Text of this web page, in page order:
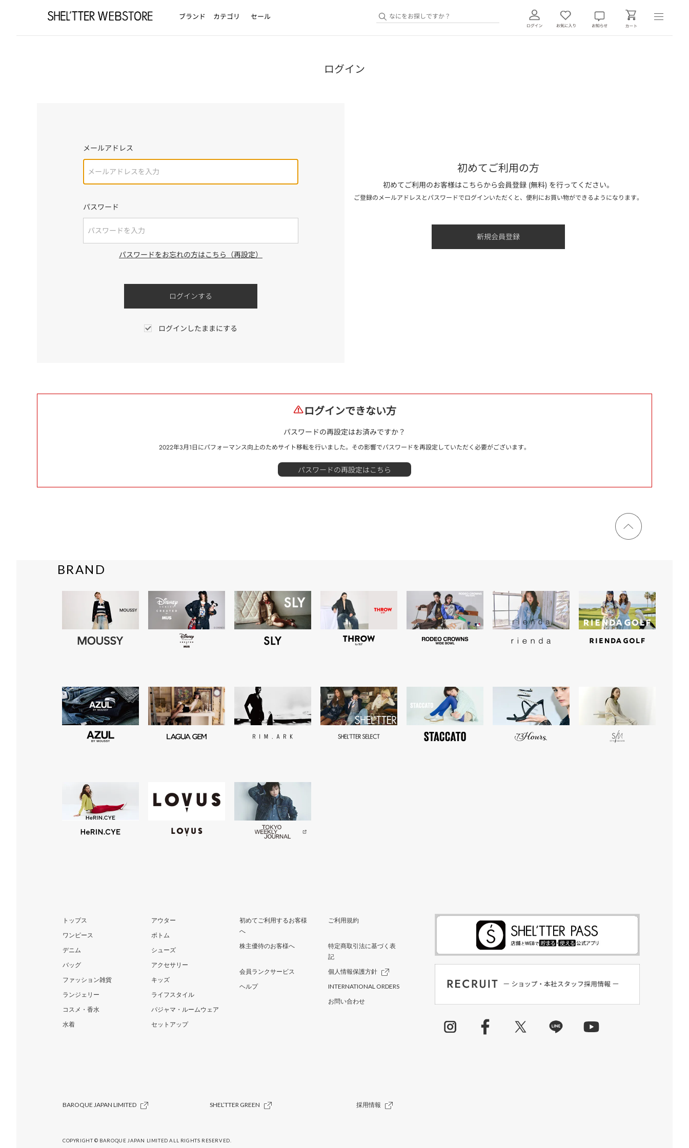
ブランド カテゴリ セール
ログイン
メールアドレス
パスワード
パスワードをお忘れの方はこちら（再設定）
ログインしたままにする
初めてご利用の方
初めてご利用のお客様はこちらから会員登録 (無料) を行ってください。
ご登録のメールアドレスとパスワードでログインいただくと、便利にお買い物ができるようになります。
ログインできない方
パスワードの再設定はお済みですか？
2022年3月1日にパフォーマンス向上のためサイト移転を行いました。その影響でパスワードを再設定していただく必要がございます。
ページ
トップ
BRAND
トップス
アウター
ワンピース
ボトム
デニム
シューズ
バッグ
アクセサリー
ファッション雑貨
キッズ
ランジェリー
ライフスタイル
コスメ・香水
パジャマ・ルームウェア
水着
セットアップ
初めてご利用するお客様
へ
ご利用規約
株主優待のお客様へ
特定商取引法に基づく表
記
会員ランクサービス
個人情報保護方針
ヘルプ
INTERNATIONAL ORDERS
お問い合わせ
BAROQUE JAPAN LIMITED SHEL’TTER GREEN 採用情報
COPYRIGHT © BAROQUE JAPAN LIMITED ALL RIGHTS RESERVED.